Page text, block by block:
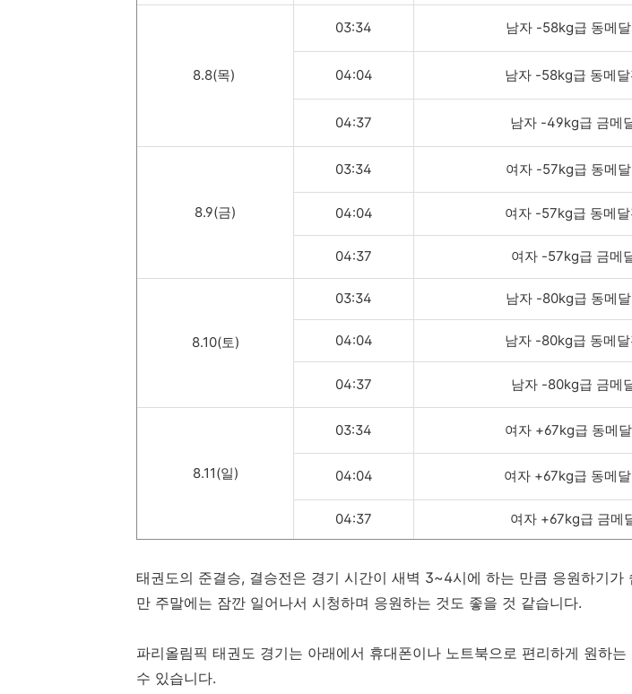
8.8(목)
03:34 남자 -58kg급 동메달
04:04 남자 -58kg급 동메
04:37 남자 -49kg급 금메
8.9(금)
03:34 여자 -57kg급 동메달
04:04 여자 -57kg급 동메
04:37 여자 -57kg급 금메
8.10(토)
03:34 남자 -80kg급 동메달
04:04 남자 -80kg급 동메
04:37 남자 -80kg급 금메
8.11(일)
03:34 여자 +67kg급 동메
04:04 여자 +67kg급 동메
04:37 여자 +67kg급 금메
태권도의 준결승, 결승전은 경기 시간이 새벽 3~4시에 하는 만큼 응원하기가
만 주말에는 잠깐 일어나서 시청하며 응원하는 것도 좋을 것 같습니다.
파리올림픽 태권도 경기는 아래에서 휴대폰이나 노트북으로 편리하게 원하는
수 있습니다.